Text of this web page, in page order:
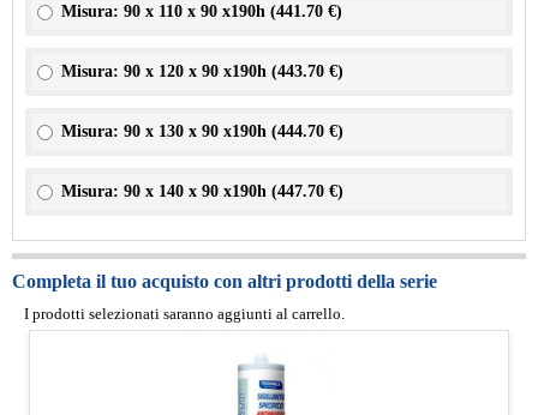
Misura: 90 x 110 x 90 x190h (441.70 €)
Misura: 90 x 120 x 90 x190h (443.70 €)
Misura: 90 x 130 x 90 x190h (444.70 €)
Misura: 90 x 140 x 90 x190h (447.70 €)
Completa il tuo acquisto con altri prodotti della serie
I prodotti selezionati saranno aggiunti al carrello.